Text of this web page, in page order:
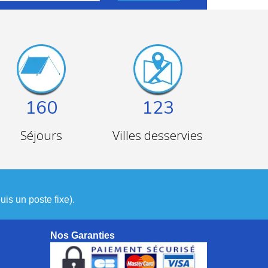
160
Séjours
123
Villes desservies
un poste fixe).
Nos Garanties